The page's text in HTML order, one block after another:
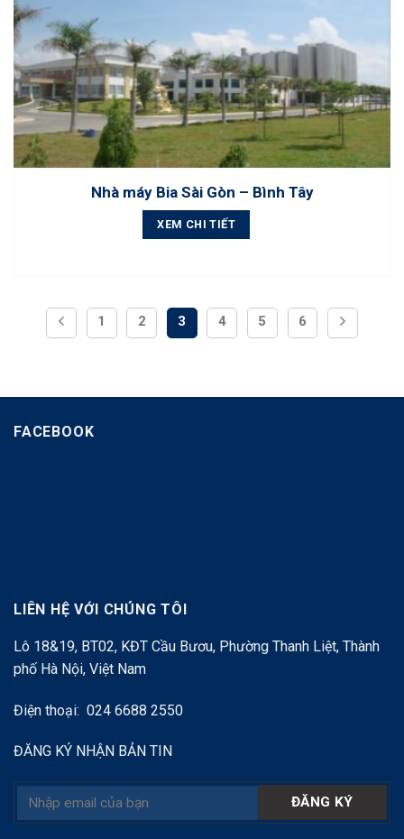
Nhà máy Bia Sài Gòn – Bình Tây
XEM CHI TIẾT
1 2 3 4 5 6
FACEBOOK
LIÊN HỆ VỚI CHÚNG TÔI
Lô 18&19, BT02, KĐT Cầu Bươu, Phường Thanh Liệt, Thành
phố Hà Nội, Việt Nam
Điện thoại: 024 6688 2550
ĐĂNG KÝ NHẬN BẢN TIN